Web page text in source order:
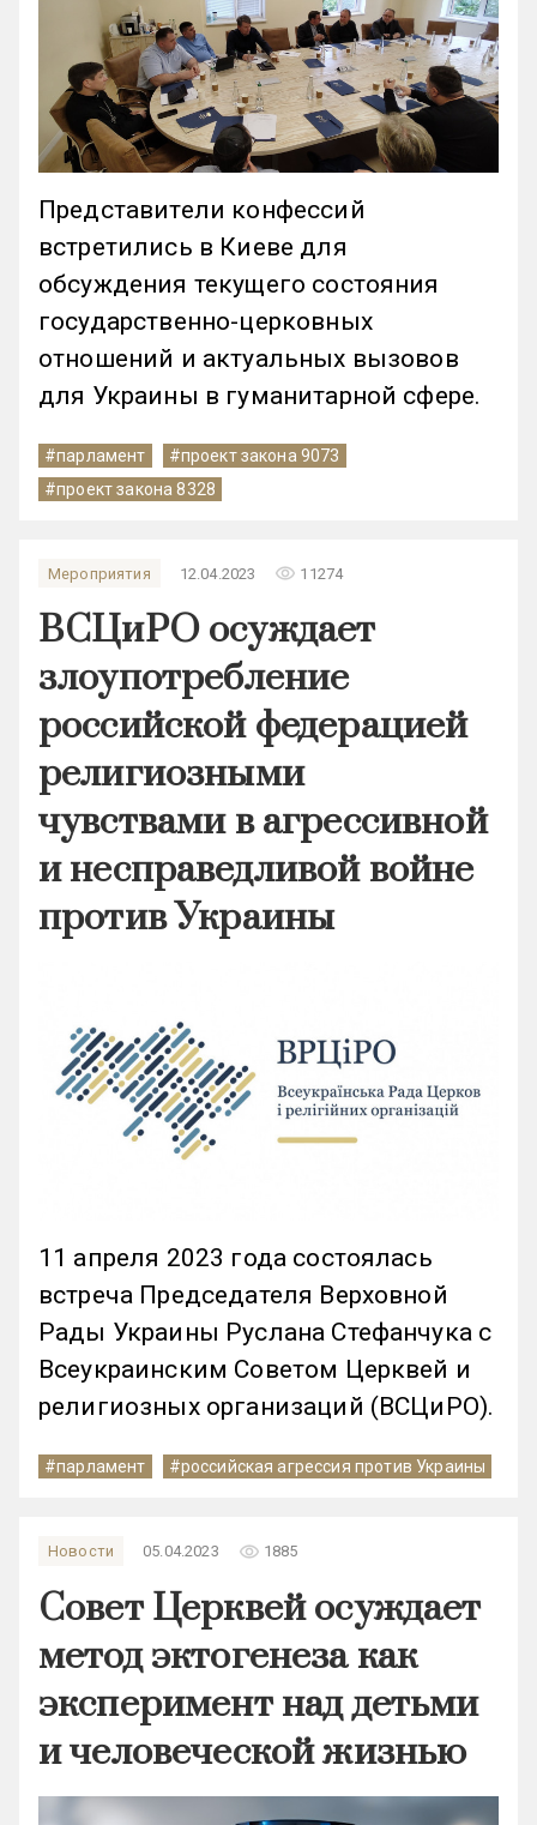
Представители конфессий
встретились в Киеве для
обсуждения текущего состояния
государственно-церковных
отношений и актуальных вызовов
для Украины в гуманитарной сфере.
#парламент
#проект закона 9073
#проект закона 8328
Мероприятия 12.04.2023 remove_red_eye 11274
ВСЦиРО осуждает
злоупотребление
российской федерацией
религиозными
чувствами в агрессивной
и несправедливой войне
против Украины
11 апреля 2023 года состоялась
встреча Председателя Верховной
Рады Украины Руслана Стефанчука с
Всеукраинским Советом Церквей и
религиозных организаций (ВСЦиРО).
#парламент #российская агрессия против Украины
Новости 05.04.2023 remove_red_eye 1885
Совет Церквей осуждает
метод эктогенеза как
эксперимент над детьми
и человеческой жизнью